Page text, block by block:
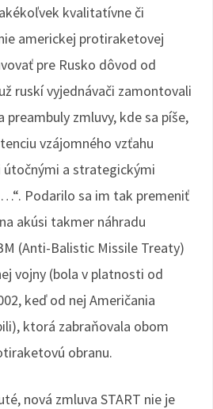
kvalitatívne či
americkej protiraketovej
pre Rusko dôvod od
ruskí vyjednávači zamontovali
preambuly zmluvy, kde sa píše,
vzájomného vzťahu
a strategickými
Podarilo sa im tak premeniť
akúsi takmer náhradu
(Anti-Balistic Missile Treaty)
vojny (bola v platnosti od
keď od nej Američania
ktorá zabraňovala obom
obranu.
nová zmluva START nie je